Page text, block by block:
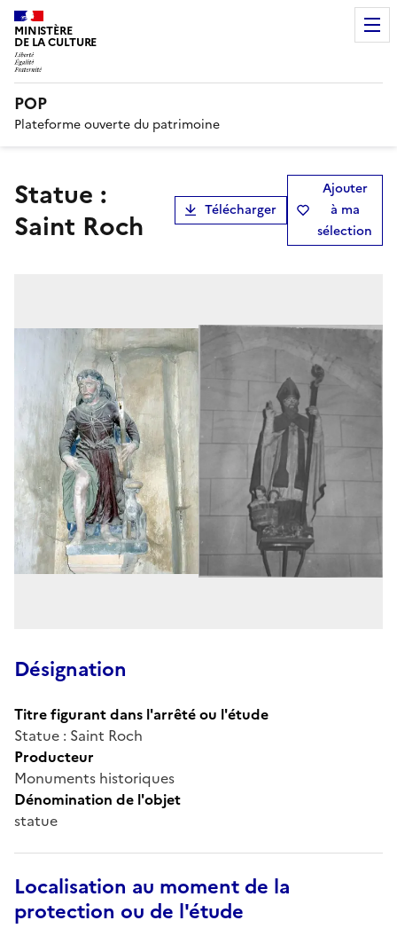
MINISTÈRE
DE LA CULTURE
POP
Plateforme ouverte du patrimoine
Statue :
Saint Roch
Télécharger
Ajouter
à ma
sélection
Désignation
Titre figurant dans l'arrêté ou l'étude
Statue : Saint Roch
Producteur
Monuments historiques
Dénomination de l'objet
statue
Localisation au moment de la
protection ou de l'étude